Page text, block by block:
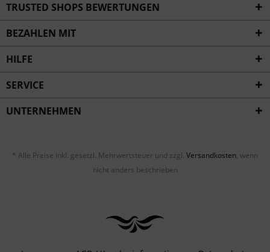
TRUSTED SHOPS BEWERTUNGEN
BEZAHLEN MIT
HILFE
SERVICE
UNTERNEHMEN
* Alle Preise inkl. gesetzl. Mehrwertsteuer und zzgl. Versandkosten, wenn
nicht anders beschrieben